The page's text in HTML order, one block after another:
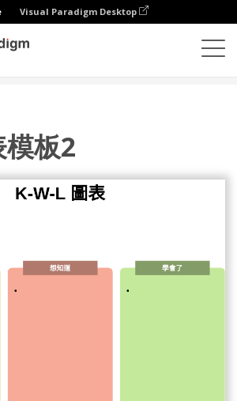
Visual Paradigm Desktop
板2